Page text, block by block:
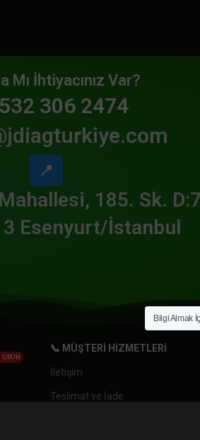
Mı İhtiyacınız Var?
306 2474
📍
185. Sk.
Esenyurt/İstanbul
ÜRÜN
📞 MÜŞTERI HIZMETLERI
İletişim
Teslimat ve İade
Bilgi Almak